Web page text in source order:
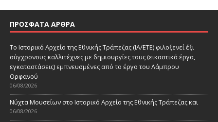
ΠΡΌΣΦΑΤΑ ΆΡΘΡΑ
Το Ιστορικό Αρχείο της Εθνικής Τράπεζας (ΙΑ/ΕΤΕ) φιλοξενεί έξι
σύγχρονους καλλιτέχνες με δημιουργίες τους (εικαστικά έργα,
εγκαταστάσεις) εμπνευσμένες από το έργο του Λάμπρου
Ορφανού
06/08/2026
Νύχτα Μουσείων στο Ιστορικό Αρχείο της Εθνικής Τράπεζας και
06/08/2026